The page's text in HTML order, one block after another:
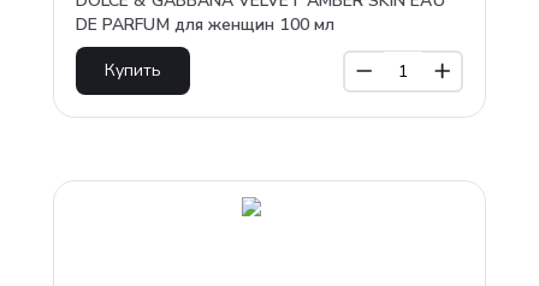
DE PARFUM для женщин 100 мл
Купить